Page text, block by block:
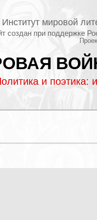
Институт мировой
создан при поддержке
и поэтика: